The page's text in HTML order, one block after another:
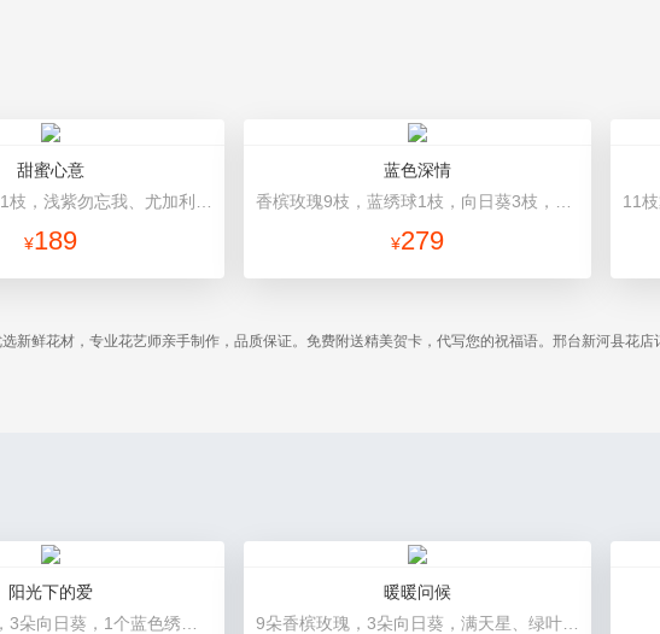
甜蜜心意
¥189
蓝色深情
¥279
新鲜花材，专业花艺师亲手制作，品质保证。免费附送精美贺卡，代写您的祝福语。邢台新河县花
阳光下的爱
暖暖问候